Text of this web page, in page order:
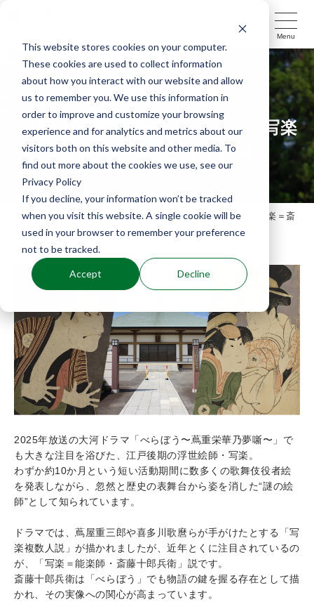
This website stores cookies on your computer.
These cookies are used to collect information
about how you interact with our website and allow
us to remember you. We use this information in
order to improve and customize your browsing
experience and for analytics and metrics about our
visitors both on this website and other media. To
find out more about the cookies we use, see our
Privacy Policy
If you decline, your information won’t be tracked
when you visit this website. A single cookie will be
used in your browser to remember your preference
not to be tracked.
Accept Decline
Menu
もっと！能楽を旅するコラム
写楽の正体は能楽師！？――「写楽
＝斎藤十郎兵衛」説を紐解く
TOP コラム
写楽の正体は能楽師！？――「写楽＝斎
藤十郎兵衛」説を紐解く
2025年放送の大河ドラマ「べらぼう〜蔦重栄華乃夢噺〜」で
も大きな注目を浴びた、江戸後期の浮世絵師・写楽。
わずか約10か月という短い活動期間に数多くの歌舞伎役者絵
を発表しながら、忽然と歴史の表舞台から姿を消した“謎の絵
師”として知られています。
ドラマでは、蔦屋重三郎や喜多川歌麿らが手がけたとする「写
楽複数人説」が描かれましたが、近年とくに注目されているの
が、「写楽＝能楽師・斎藤十郎兵衛」説です。
斎藤十郎兵衛は「べらぼう」でも物語の鍵を握る存在として描
かれ、その実像への関心が高まっています。